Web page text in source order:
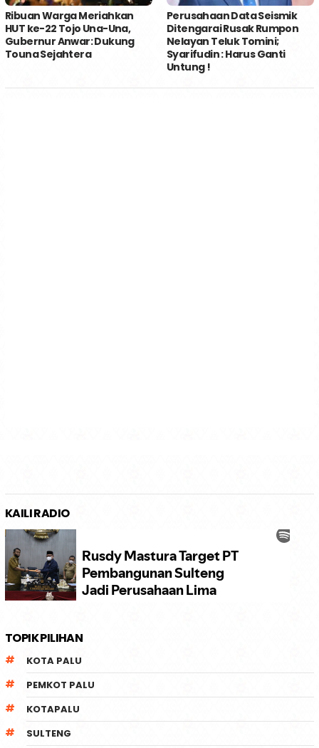
Ribuan Warga Meriahkan
HUT ke-22 Tojo Una-Una,
Gubernur Anwar: Dukung
Touna Sejahtera
Perusahaan Data Seismik
Ditengarai Rusak Rumpon
Nelayan Teluk Tomini;
Syarifudin : Harus Ganti
Untung !
KAILI RADIO
TOPIK PILIHAN
KOTA PALU
PEMKOT PALU
KOTAPALU
SULTENG